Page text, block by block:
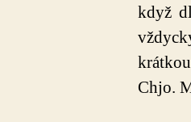
když
Chjo.